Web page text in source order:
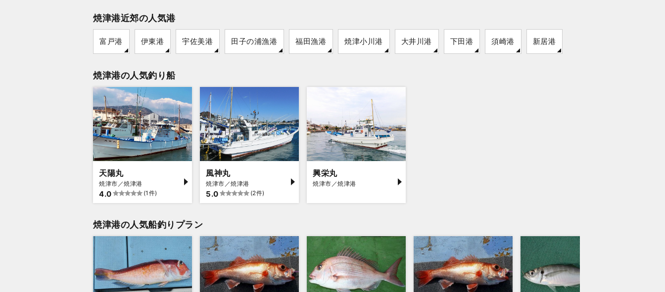
焼津港近郊の人気港
富戸港 伊東港 宇佐美港 田子の浦漁港 福田漁港 焼津小川港 大井川港 下田港 須崎港 新居港
焼津港の人気釣り船
天陽丸
焼津市／焼津港
4.0 (1件)
風神丸
焼津市／焼津港
5.0 (2件)
興栄丸
焼津市／焼津港
焼津港の人気船釣りプラン